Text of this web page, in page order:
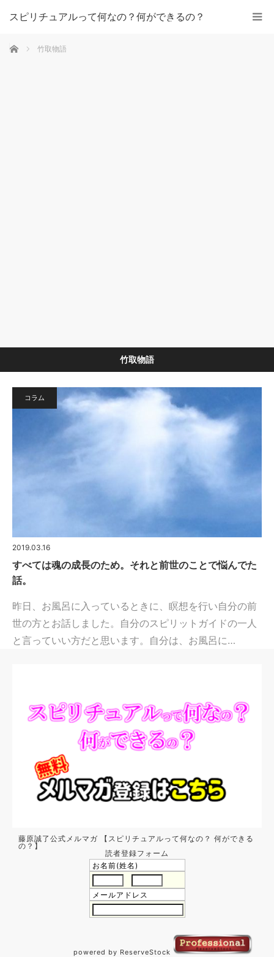
スピリチュアルって何なの？何ができるの？
ホーム 竹取物語
竹取物語
コラム
2019.03.16
すべては魂の成長のため。それと前世のことで悩んでた
話。
昨日、お風呂に入っているときに、瞑想を行い自分の前
世の方とお話しました。自分のスピリットガイドの一人
と言っていい方だと思います。自分は、お風呂に…
藤原誠了公式メルマガ 【スピリチュアルって何なの？ 何ができる
の？】
読者登録フォーム
お名前(姓名)
メールアドレス
powered by ReserveStock